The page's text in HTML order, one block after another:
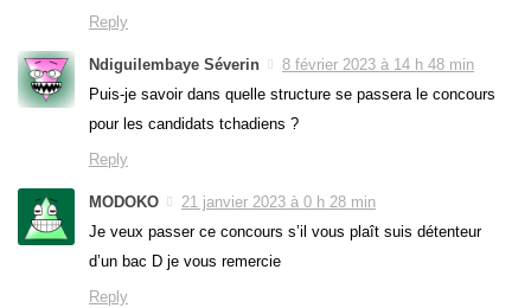
Reply
Ndiguilembaye Séverin
8 février 2023 à 14 h 48 min
Puis-je savoir dans quelle structure se passera le concours
pour les candidats tchadiens ?
Reply
MODOKO
21 janvier 2023 à 0 h 28 min
Je veux passer ce concours s’il vous plaît suis détenteur
d’un bac D je vous remercie
Reply